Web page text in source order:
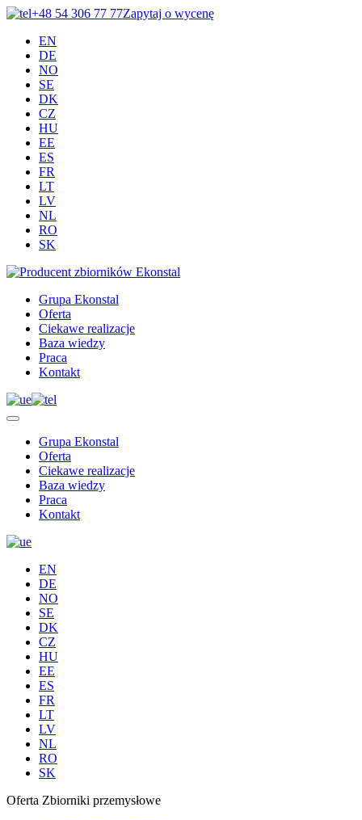
+48 54 306 77 77Zapytaj o wycenę
EN
DE
NO
SE
DK
CZ
HU
EE
ES
FR
LT
LV
NL
RO
SK
Grupa Ekonstal
Oferta
Ciekawe realizacje
Baza wiedzy
Praca
Kontakt
Grupa Ekonstal
Oferta
Ciekawe realizacje
Baza wiedzy
Praca
Kontakt
EN
DE
NO
SE
DK
CZ
HU
EE
ES
FR
LT
LV
NL
RO
SK
Oferta Zbiorniki przemysłowe